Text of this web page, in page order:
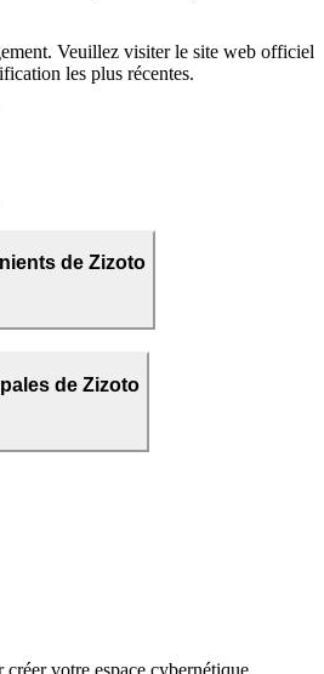
Veuillez visiter le site web officiel
les plus récentes.
de Zizoto
de Zizoto